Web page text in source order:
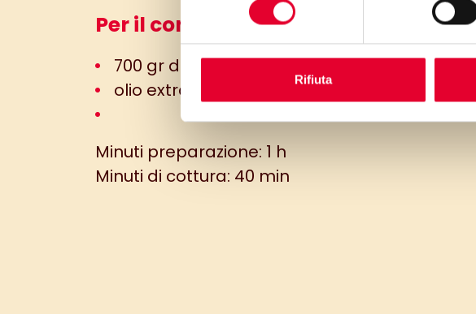
Rifiuta
Per il condimento:
700 gr di pomodori Piccadilly
olio extravergine d’oliva
Minuti preparazione: 1 h
Minuti di cottura: 40 min